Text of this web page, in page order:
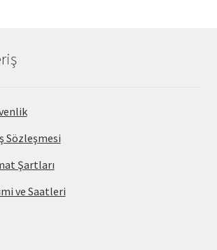
Sözleşmesi
Şartları
ve Saatleri